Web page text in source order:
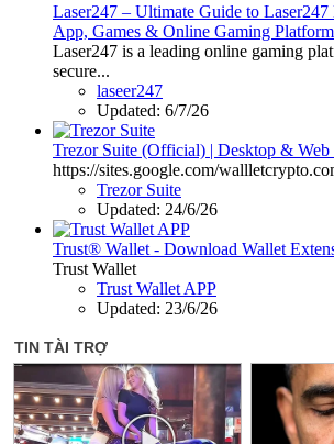
Laser247 – Ultimate Guide to
App, Games & Online Gaming Platform
Laser247 is a leading online gaming
secure...
laseer247
Updated: 6/7/26
Trezor Suite (Official) | Desktop &
https://sites.google.com/
Trezor Suite
Updated: 24/6/26
Trust® Wallet - Download Wallet
Trust Wallet
Trust Wallet APP
Updated: 23/6/26